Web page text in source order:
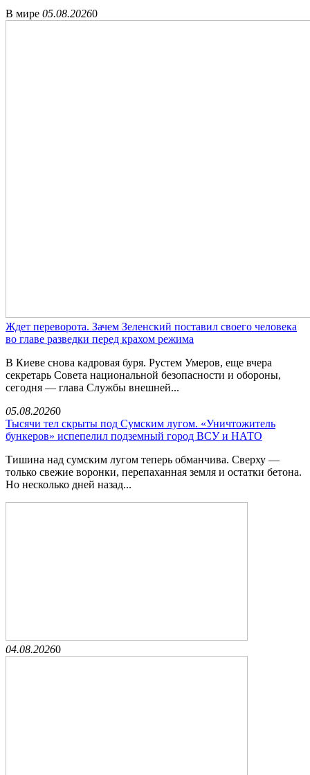
В мире 05.08.20260
Ждет переворота. Зачем Зеленский поставил своего человека
во главе разведки перед крахом режима
В Киеве снова кадровая буря. Рустем Умеров, еще вчера
секретарь Совета национальной безопасности и обороны,
сегодня — глава Службы внешней...
05.08.20260
Тысячи тел скрыты под Сумским лугом. «Уничтожитель
бункеров» испепелил подземный город ВСУ и НАТО
Тишина над сумским лугом теперь обманчива. Сверху —
только свежие воронки, перепаханная земля и остатки бетона.
Но несколько дней назад...
04.08.20260